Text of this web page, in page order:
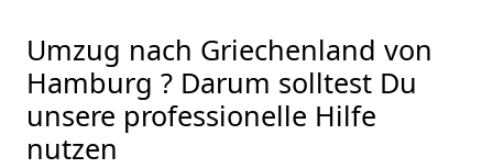
Umzug nach Griechenland von
Hamburg ? Darum solltest Du
unsere professionelle Hilfe
nutzen